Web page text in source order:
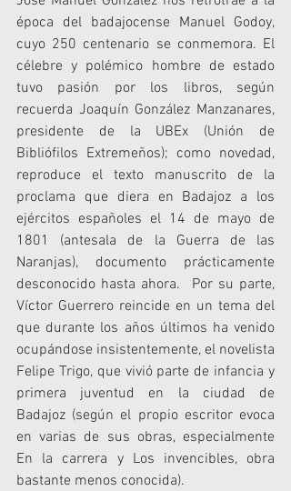
época del badajocense Manuel Godoy,
cuyo 250 centenario se conmemora. El
célebre y polémico hombre de estado
tuvo pasión por los libros, según
recuerda Joaquín González Manzanares,
presidente de la UBEx (Unión de
Bibliófilos Extremeños); como novedad,
reproduce el texto manuscrito de la
proclama que diera en Badajoz a los
ejércitos españoles el 14 de mayo de
1801 (antesala de la Guerra de las
Naranjas), documento prácticamente
desconocido hasta ahora.  Por su parte,
Víctor Guerrero reincide en un tema del
que durante los años últimos ha venido
ocupándose insistentemente, el novelista
Felipe Trigo, que vivió parte de infancia y
primera juventud en la ciudad de
Badajoz (según el propio escritor evoca
en varias de sus obras, especialmente
En la carrera y Los invencibles, obra
bastante menos conocida).